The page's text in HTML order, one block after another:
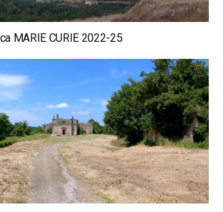
MARIE CURIE 2022-25